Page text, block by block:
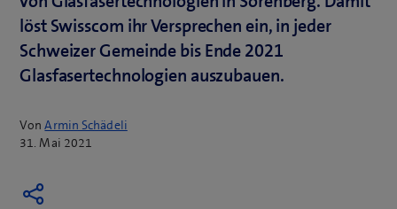
löst Swisscom ihr Versprechen ein, in jeder
Schweizer Gemeinde bis Ende 2021
Glasfasertechnologien auszubauen.
VonArmin Schädeli
31. Mai 2021